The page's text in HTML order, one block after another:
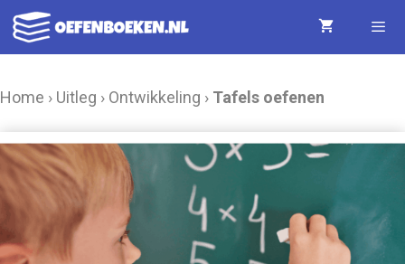
Ga
naar
Home › Uitleg › Ontwikkeling › Tafels oefenen